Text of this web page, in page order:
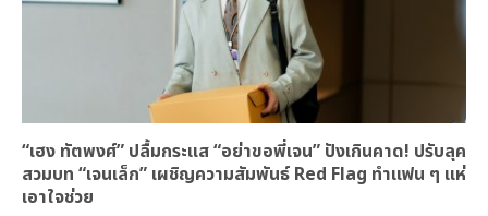
“เฮง ทัตพงศ์” ปลื้มกระแส “อย่าขอพี่เจน” ปังเกินคาด! ปรับลุค
สวมบท “เจนเล็ก” เผชิญความสัมพันธ์ Red Flag ทำแฟน ๆ แห่
เอาใจช่วย